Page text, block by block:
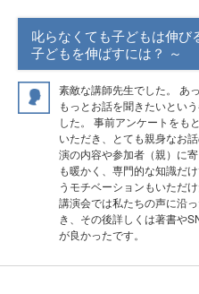
叱らなくても子どもは伸び
子どもを伸ばすには？ ～
素敵な講師先生でした。 あ
もっとお話を聞きたいとい
した。 事前アンケートをも
いただき、とても親身なお
演の内容や参加者（親）に
も暖かく、専門的な知識だ
うモチベーションもいただけ
講演会では私たちの声に沿
き、その後詳しくは著書や
が良かったです。